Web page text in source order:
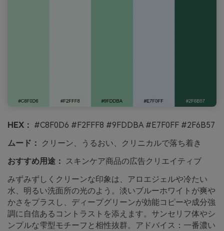
HEX： #C8F0D6 #F2FFF8 #9FDDBA #E7F0FF #2F6B57
ムード：
クリーン、うるおい、クリニカルで落ち着き
おすすめ用途： スキンケア商品の広告クリエイティブ
みずみずしくクリーンな印象は、アロエジェルや冷たい
水、明るい洗面所の光のよう。淡いブルーホワイトが爽や
かさをプラスし、ディープグリーンが効能コピーや成分強
調に自信あるコントラストを添えます。サンセリフ体やシ
ンプルな雫型モチーフと相性抜群。アドバイス：一番濃い